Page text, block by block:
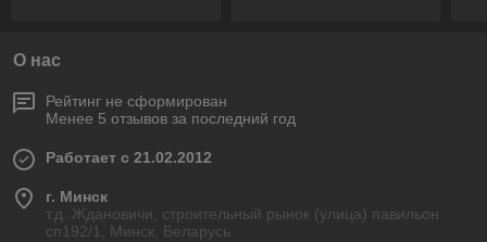
О нас
Рейтинг не сформирован
Менее 5 отзывов за последний год
Работает с 21.02.2012
г. Минск
т.д. Ждановичи, строительный рынок (улица) павильон
сп192/1, Минск, Беларусь